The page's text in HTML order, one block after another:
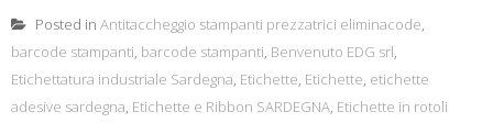
Posted in Antitaccheggio stampanti prezzatrici eliminacode,
barcode stampanti, barcode stampanti, Benvenuto EDG srl,
Etichettatura industriale Sardegna, Etichette, Etichette, etichette
adesive sardegna, Etichette e Ribbon SARDEGNA, Etichette in rotoli